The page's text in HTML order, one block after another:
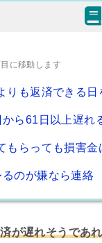
に移動します
りも返済できる日
ら61日以上遅れ
もらっても損害金
のが嫌なら連絡
が遅れそうであ